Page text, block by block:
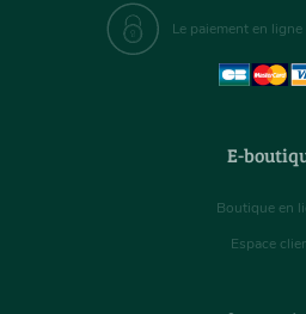
Le paiement en
E-
Boutique en
Espace